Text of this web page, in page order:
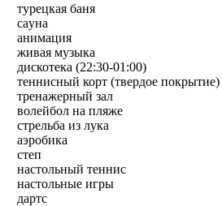
турецкая баня
caуна
анимация
живая музыка
дискотека (22:30-01:00)
теннисный корт (твердое покрытие)
тренажерный зал
волейбол на пляже
стрельба из лука
аэробика
степ
настольный теннис
настольные игры
дартс